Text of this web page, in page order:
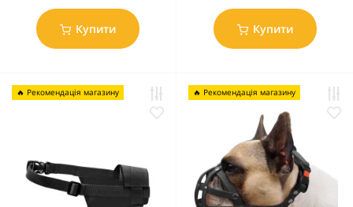
Купити Купити
🔥 Рекомендація магазину 🔥 Рекомендація магазину